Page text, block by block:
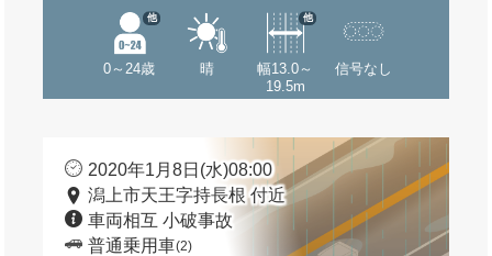
0～24歳
他
晴
幅13.0～
19.5m
他
信号なし
2020年1月8日(水)08:00
潟上市天王字持長根 付近
車両相互 小破事故
普通乗用車(2)